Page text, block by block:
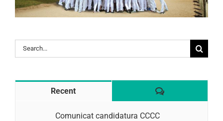
Search
for:
Recent Comentaris
Comunicat candidatura CCCC